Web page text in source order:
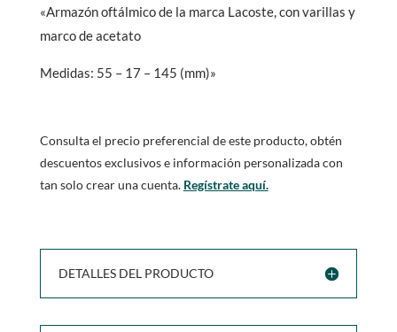
«Armazón oftálmico de la marca Lacoste, con varillas y
marco de acetato
Medidas: 55 – 17 – 145 (mm)»
Consulta el precio preferencial de este producto, obtén
descuentos exclusivos e información personalizada con
tan solo crear una cuenta. Regístrate aquí.
DETALLES DEL PRODUCTO